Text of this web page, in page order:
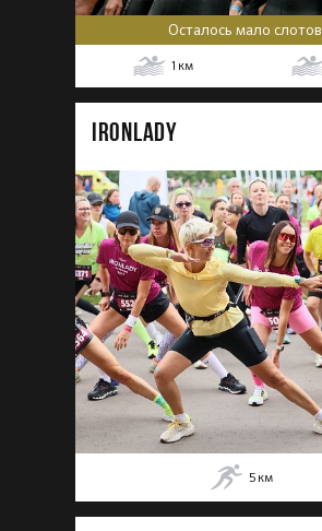
Осталось мало слотов
1 км
IRONLADY
5 км